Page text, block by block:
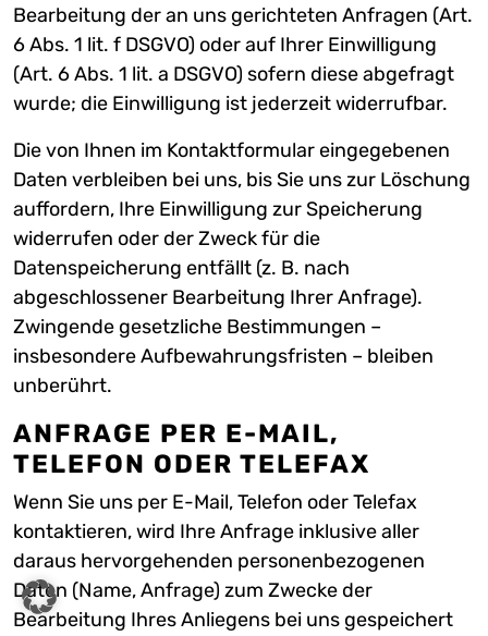
Bearbeitung der an uns gerichteten Anfragen (Art.
6 Abs. 1 lit. f DSGVO) oder auf Ihrer Einwilligung
(Art. 6 Abs. 1 lit. a DSGVO) sofern diese abgefragt
wurde; die Einwilligung ist jederzeit widerrufbar.
Die von Ihnen im Kontaktformular eingegebenen
Daten verbleiben bei uns, bis Sie uns zur Löschung
auffordern, Ihre Einwilligung zur Speicherung
widerrufen oder der Zweck für die
Datenspeicherung entfällt (z. B. nach
abgeschlossener Bearbeitung Ihrer Anfrage).
Zwingende gesetzliche Bestimmungen –
insbesondere Aufbewahrungsfristen – bleiben
unberührt.
ANFRAGE PER E-MAIL,
TELEFON ODER TELEFAX
Wenn Sie uns per E-Mail, Telefon oder Telefax
kontaktieren, wird Ihre Anfrage inklusive aller
daraus hervorgehenden personenbezogenen
Daten (Name, Anfrage) zum Zwecke der
Bearbeitung Ihres Anliegens bei uns gespeichert